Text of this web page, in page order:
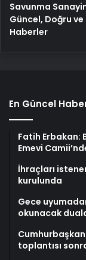
Savunma
Güncel, Doğru ve
Haberler
En Güncel
Fatih Erbakan:
Emevi
İhraçları
kurulunda
Gece
okunacak
toplantısı